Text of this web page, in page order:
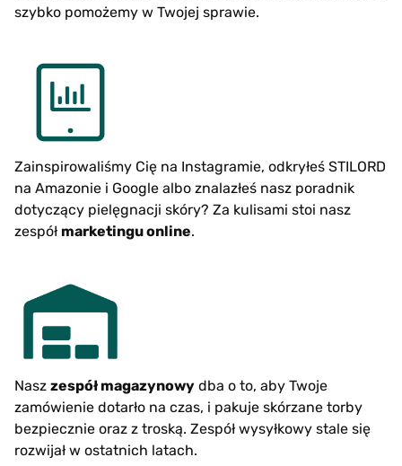
szybko pomożemy w Twojej sprawie.
Zainspirowaliśmy Cię na Instagramie, odkryłeś STILORD
na Amazonie i Google albo znalazłeś nasz poradnik
dotyczący pielęgnacji skóry? Za kulisami stoi nasz
zespół marketingu online.
Nasz zespół magazynowy dba o to, aby Twoje
zamówienie dotarło na czas, i pakuje skórzane torby
bezpiecznie oraz z troską. Zespół wysyłkowy stale się
rozwijał w ostatnich latach.